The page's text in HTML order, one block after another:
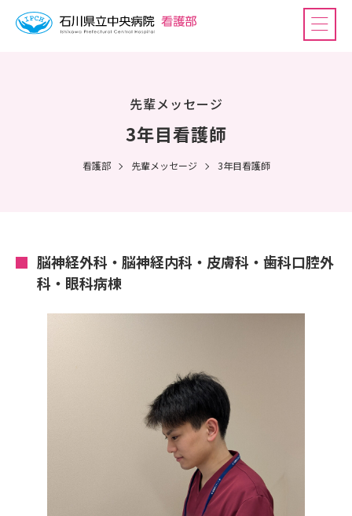
先輩メッセージ
3年目看護師
看護部 先輩メッセージ 3年目看護師
脳神経外科・脳神経内科・皮膚科・歯科口腔外
科・眼科病棟